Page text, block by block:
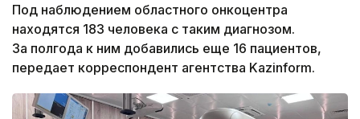
Под наблюдением областного онкоцентра
находятся 183 человека с таким диагнозом.
За полгода к ним добавились еще 16 пациентов,
передает корреспондент агентства Kazinform.